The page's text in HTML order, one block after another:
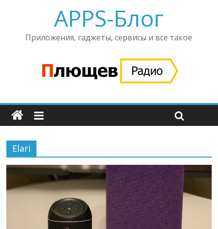
APPS-Блог
Приложения, гаджеты, сервисы и все такое
Elari